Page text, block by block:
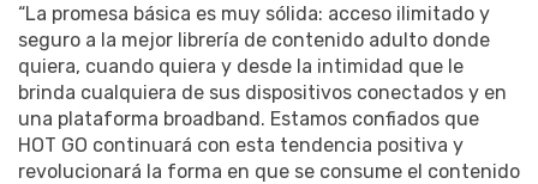
“La promesa básica es muy sólida: acceso ilimitado y
seguro a la mejor librería de contenido adulto donde
quiera, cuando quiera y desde la intimidad que le
brinda cualquiera de sus dispositivos conectados y en
una plataforma broadband. Estamos confiados que
HOT GO continuará con esta tendencia positiva y
revolucionará la forma en que se consume el contenido